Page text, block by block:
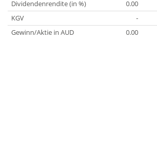
Dividendenrendite (in %)
0.00
KGV
-
Gewinn/Aktie in AUD
0.00